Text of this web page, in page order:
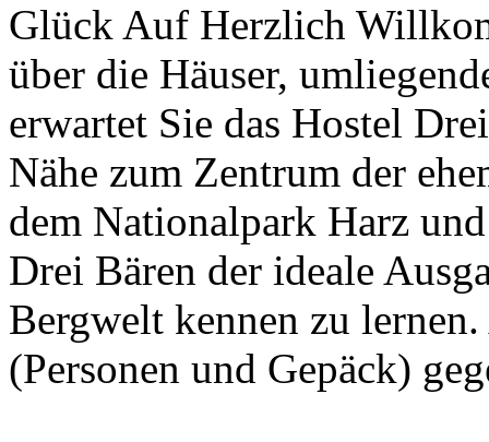
Glück Auf Herzlich
über die Häuser,
erwartet Sie das Hostel
Nähe zum Zentrum der
dem Nationalpark Harz
Drei Bären der ideale
Bergwelt kennen zu
(Personen und Gepäck)